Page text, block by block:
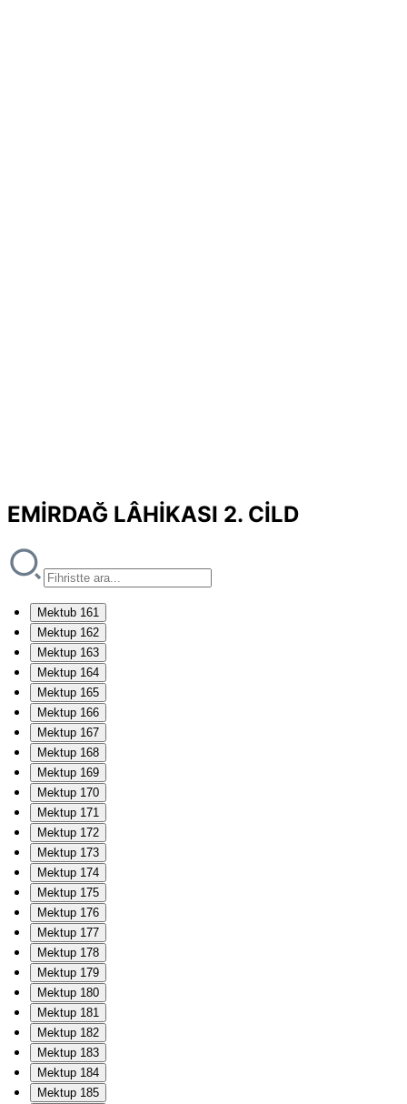
EMİRDAĞ LÂHİKASI 2. CİLD
Mektub 161
Mektup 162
Mektup 163
Mektup 164
Mektup 165
Mektup 166
Mektup 167
Mektup 168
Mektup 169
Mektup 170
Mektup 171
Mektup 172
Mektup 173
Mektup 174
Mektup 175
Mektup 176
Mektup 177
Mektup 178
Mektup 179
Mektup 180
Mektup 181
Mektup 182
Mektup 183
Mektup 184
Mektup 185